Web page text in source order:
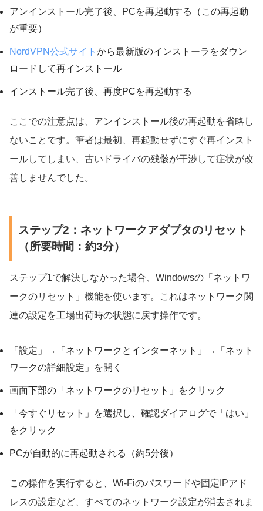
アンインストール完了後、PCを再起動する（この再起動
が重要）
NordVPN公式サイト から最新版のインストーラをダウン
ロードして再インストール
インストール完了後、再度PCを再起動する
ここでの注意点は、アンインストール後の再起動を省略し
ないことです。筆者は最初、再起動せずにすぐ再インスト
ールしてしまい、古いドライバの残骸が干渉して症状が改
善しませんでした。
ステップ2：ネットワークアダプタのリセット
（所要時間：約3分）
ステップ1で解決しなかった場合、Windowsの「ネットワ
ークのリセット」機能を使います。これはネットワーク関
連の設定を工場出荷時の状態に戻す操作です。
「設定」→「ネットワークとインターネット」→「ネット
ワークの詳細設定」を開く
画面下部の「ネットワークのリセット」をクリック
「今すぐリセット」を選択し、確認ダイアログで「はい」
をクリック
PCが自動的に再起動される（約5分後）
この操作を実行すると、Wi-Fiのパスワードや固定IPアド
レスの設定など、すべてのネットワーク設定が消去されま